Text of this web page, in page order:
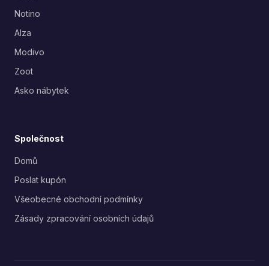
Notino
Alza
Modivo
Zoot
Asko nábytek
Společnost
Domů
Poslat kupón
Všeobecné obchodní podmínky
Zásady zpracování osobních údajů